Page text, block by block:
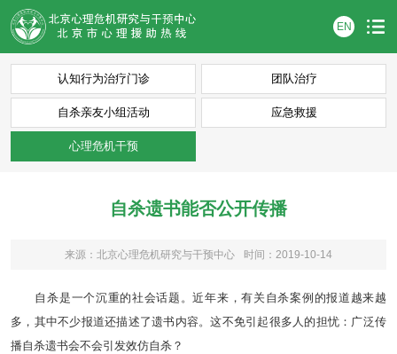
EN
认知行为治疗门诊 团队治疗
自杀亲友小组活动 应急救援
心理危机干预
自杀遗书能否公开传播
来源：北京心理危机研究与干预中心 时间：2019-10-14
自杀是一个沉重的社会话题。近年来，有关自杀案例的报道越来越
多，其中不少报道还描述了遗书内容。这不免引起很多人的担忧：广泛传
播自杀遗书会不会引发效仿自杀？